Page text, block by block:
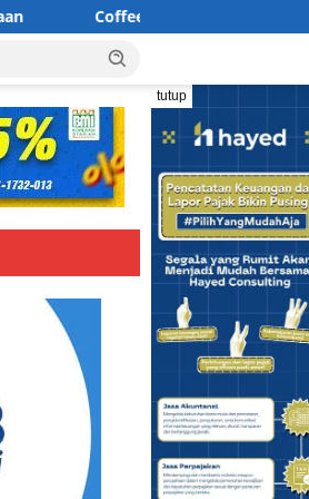
Wajah Baru Budaya Kopi di
tutup